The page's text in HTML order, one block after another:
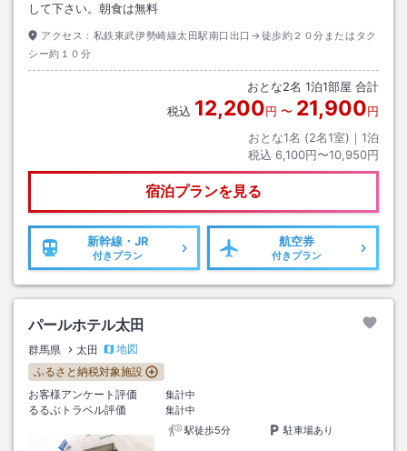
して下さい。朝食は無料
アクセス： 私鉄東武伊勢崎線太田駅南口出口→徒歩約２０分またはタク
シー約１０分
おとな2名 1泊1部屋 合計
税込 12,200円 〜 21,900円
おとな1名 (2名1室)｜ 1泊
税込 6,100円〜10,950円
宿泊プランを見る
新幹線・JR
付きプラン
航空券
付きプラン
パールホテル太田
群馬県 太田
地図
ふるさと納税対象施設
お客様アンケート評価
集計中
るるぶトラベル評価
集計中
駅徒歩5分
駐車場あり